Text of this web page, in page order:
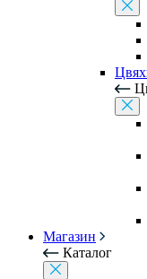
Магазин
Каталог